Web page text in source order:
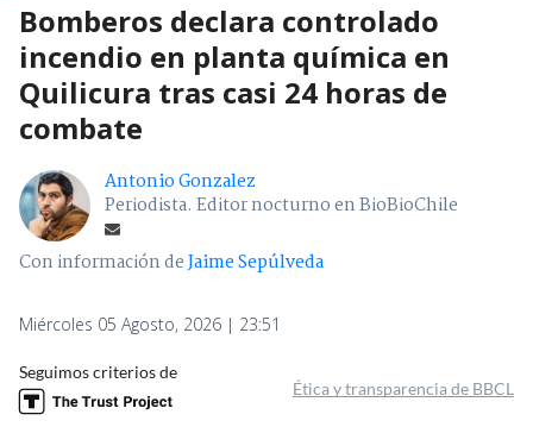
Bomberos declara controlado
incendio en planta química en
Quilicura tras casi 24 horas de
combate
Antonio Gonzalez
Periodista. Editor nocturno en BioBioChile
Con información deJaime Sepúlveda
Miércoles 05 Agosto, 2026 | 23:51
Seguimos criterios de
Ética y transparencia de BBCL